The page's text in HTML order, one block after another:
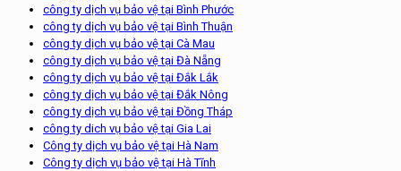
công ty dịch vụ bảo vệ tại Bình Phước
công ty dịch vụ bảo vệ tại Bình Thuận
công ty dịch vụ bảo vệ tại Cà Mau
công ty dịch vụ bảo vệ tại Đà Nẵng
công ty dịch vụ bảo vệ tại Đắk Lắk
công ty dịch vụ bảo vệ tại Đắk Nông
công ty dịch vụ bảo vệ tại Đồng Tháp
công ty dich vụ bảo vệ tại Gia Lai
Công ty dịch vụ bảo vệ tại Hà Nam
Công ty dịch vụ bảo vệ tại Hà Tĩnh